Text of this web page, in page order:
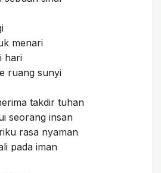
menari
hari
ruang sunyi
takdir tuhan
seorang insan
rasa nyaman
pada iman